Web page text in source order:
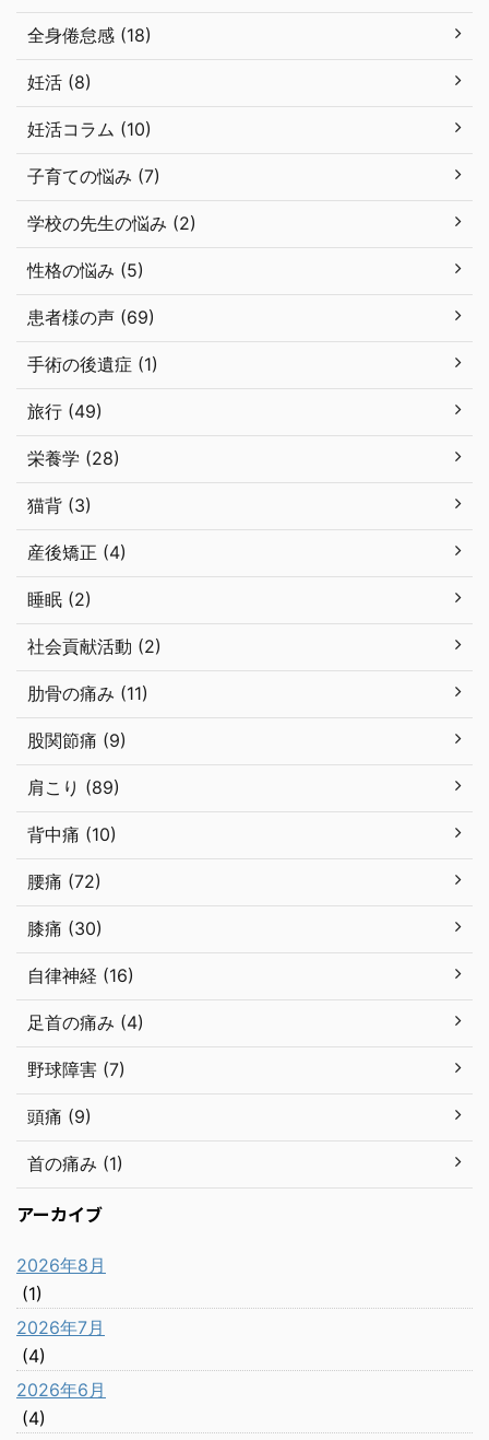
全身倦怠感 (18)
妊活 (8)
妊活コラム (10)
子育ての悩み (7)
学校の先生の悩み (2)
性格の悩み (5)
患者様の声 (69)
手術の後遺症 (1)
旅行 (49)
栄養学 (28)
猫背 (3)
産後矯正 (4)
睡眠 (2)
社会貢献活動 (2)
肋骨の痛み (11)
股関節痛 (9)
肩こり (89)
背中痛 (10)
腰痛 (72)
膝痛 (30)
自律神経 (16)
足首の痛み (4)
野球障害 (7)
頭痛 (9)
首の痛み (1)
アーカイブ
2026年8月
(1)
2026年7月
(4)
2026年6月
(4)